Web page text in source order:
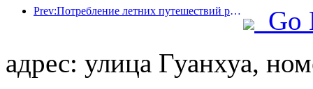
Prev:Потребление летних путешествий резко возросло, рынок культурного туризма модернизируется и внедряет инновации
Go
адрес: улица Гуанхуа,